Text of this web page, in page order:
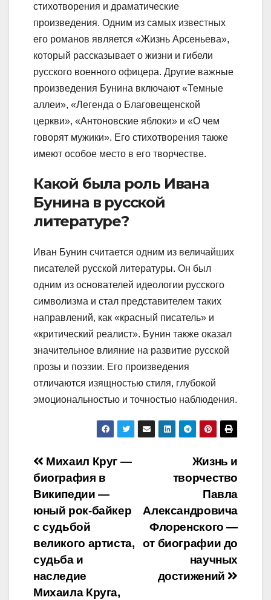
стихотворения и драматические
произведения. Одним из самых известных
его романов является «Жизнь Арсеньева»,
который рассказывает о жизни и гибели
русского военного офицера. Другие важные
произведения Бунина включают «Темные
аллеи», «Легенда о Благовещенской
церкви», «Антоновские яблоки» и «О чем
говорят мужики». Его стихотворения также
имеют особое место в его творчестве.
Какой была роль Ивана
Бунина в русской
литературе?
Иван Бунин считается одним из величайших
писателей русской литературы. Он был
одним из основателей идеологии русского
символизма и стал представителем таких
направлений, как «красный писатель» и
«критический реалист». Бунин также оказал
значительное влияние на развитие русской
прозы и поэзии. Его произведения
отличаются изящностью стиля, глубокой
эмоциональностью и точностью наблюдения.
Навигация
по
записям
Жизнь и
творчество
Павла
Александровича
Флоренского —
от биографии до
научных
достижений
Михаил Круг —
биография в
Википедии —
юный рок-байкер
с судьбой
великого артиста,
судьба и
наследие
Михаила Круга,